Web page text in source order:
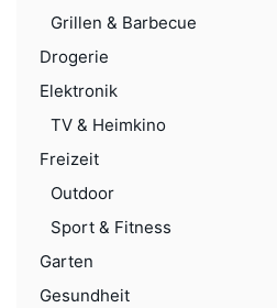
Grillen & Barbecue
Drogerie
Elektronik
TV & Heimkino
Freizeit
Outdoor
Sport & Fitness
Garten
Gesundheit